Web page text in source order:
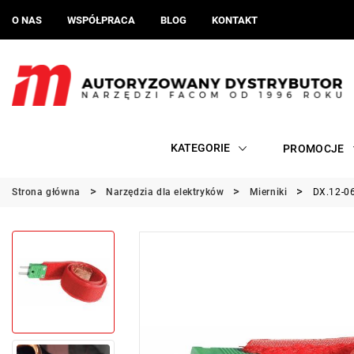
O NAS WSPÓŁPRACA BLOG KONTAKT
KATEGORIE PROMOCJE
Strona główna Narzędzia dla elektryków Mierniki DX.12-